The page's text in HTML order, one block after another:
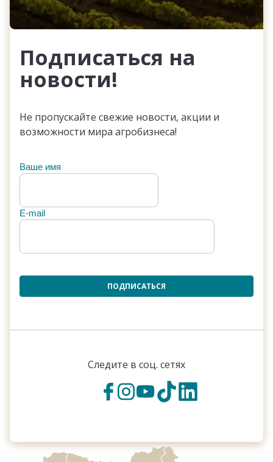
Подписаться на
новости!
Не пропускайте свежие новости, акции и
возможности мира агробизнеса!
Ваше имя
E-mail
ПОДПИСАТЬСЯ
Следите в соц. сетях